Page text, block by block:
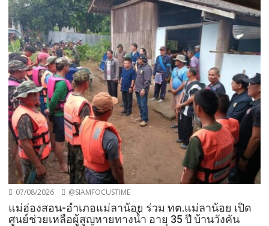
07/08/2026 @SIAMFOCUSTIME
แม่ฮ่องสอน-อำเภอแม่ลาน้อย ร่วม ทต.แม่ลาน้อย เปิด
ศูนย์ช่วยเหลือผู้สูญหายทางน้ำ อายุ 35 ปี บ้านวังคัน